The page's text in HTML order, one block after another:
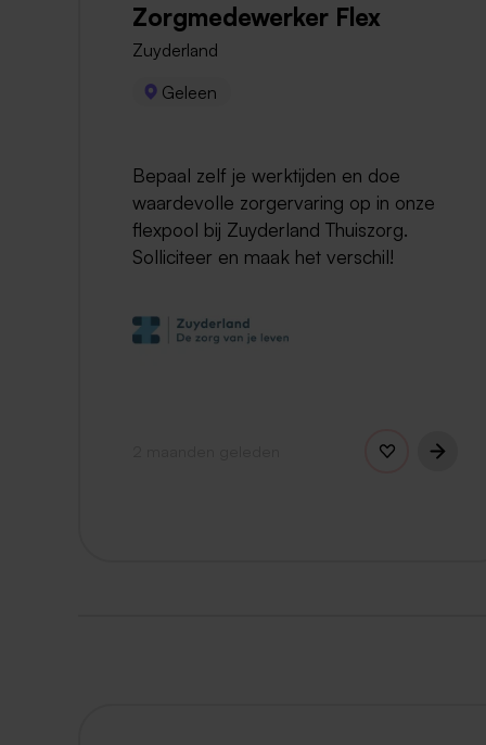
Zorgmedewerker Flex
Zuyderland
Geleen
Bepaal zelf je werktijden en doe
waardevolle zorgervaring op in onze
flexpool bij Zuyderland Thuiszorg.
Solliciteer en maak het verschil!